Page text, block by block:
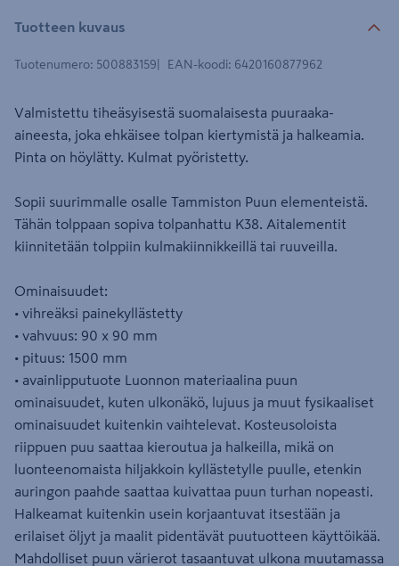
Tuotteen kuvaus
Tuotenumero: 500883159 EAN-koodi: 6420160877962
Valmistettu tiheäsyisestä suomalaisesta puuraaka-
aineesta, joka ehkäisee tolpan kiertymistä ja halkeamia.
Pinta on höylätty. Kulmat pyöristetty.
Sopii suurimmalle osalle Tammiston Puun elementeistä.
Tähän tolppaan sopiva tolpanhattu K38. Aitalementit
kiinnitetään tolppiin kulmakiinnikkeillä tai ruuveilla.
Ominaisuudet:
• vihreäksi painekyllästetty
• vahvuus: 90 x 90 mm
• pituus: 1500 mm
• avainlipputuote Luonnon materiaalina puun
ominaisuudet, kuten ulkonäkö, lujuus ja muut fysikaaliset
ominaisuudet kuitenkin vaihtelevat. Kosteusoloista
riippuen puu saattaa kieroutua ja halkeilla, mikä on
luonteenomaista hiljakkoin kyllästetylle puulle, etenkin
auringon paahde saattaa kuivattaa puun turhan nopeasti.
Halkeamat kuitenkin usein korjaantuvat itsestään ja
erilaiset öljyt ja maalit ​pidentävät puutuotteen käyttöikää.
Mahdolliset puun värierot tasaantuvat ulkona muutamassa